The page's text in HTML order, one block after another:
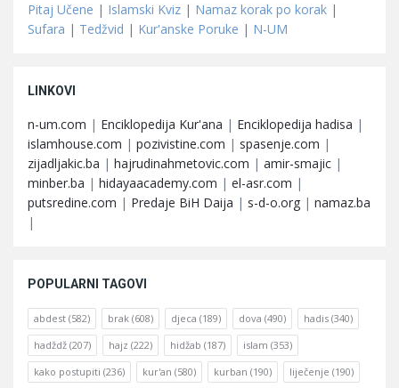
Pitaj Učene | Islamski Kviz | Namaz korak po korak |
Sufara | Tedžvid | Kur'anske Poruke | N-UM
LINKOVI
n-um.com | Enciklopedija Kur'ana | Enciklopedija hadisa |
islamhouse.com | pozivistine.com | spasenje.com |
zijadljakic.ba | hajrudinahmetovic.com | amir-smajic |
minber.ba | hidayaacademy.com | el-asr.com |
putsredine.com | Predaje BiH Daija | s-d-o.org | namaz.ba
|
POPULARNI TAGOVI
abdest (582) brak (608) djeca (189) dova (490) hadis (340)
hadždž (207) hajz (222) hidžab (187) islam (353)
kako postupiti (236) kur'an (580) kurban (190) liječenje (190)